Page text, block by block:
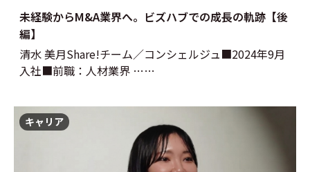
未経験からM&A業界へ。ビズハブでの成長の軌跡【後
編】
清水 美月Share!チーム／コンシェルジュ■2024年9月
入社■前職：人材業界 ……
キャリア